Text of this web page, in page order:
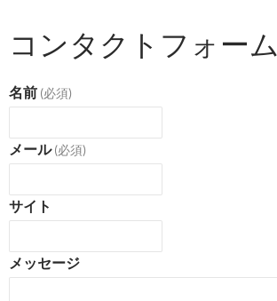
コンタクトフォーム
名前 (必須)
メール (必須)
サイト
メッセージ